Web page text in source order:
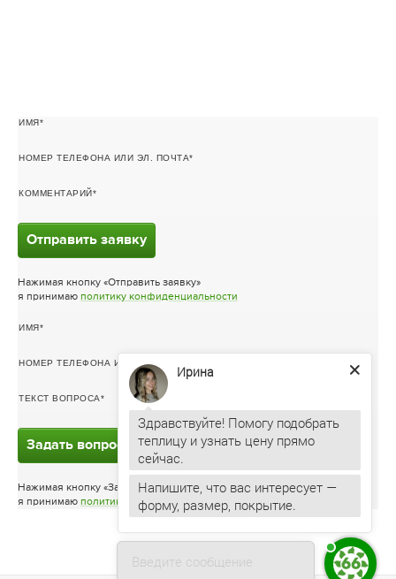
ИМЯ
НОМЕР ТЕЛЕФОНА ИЛИ ЭЛ. ПОЧТА
КОММЕНТАРИЙ
Отправить заявку
Нажимая кнопку «Отправить заявку»
я принимаю политику конфиденциальности
ИМЯ
НОМЕР ТЕЛЕФОНА ИЛИ ЭЛ. ПОЧТА
ТЕКСТ ВОПРОСА
Задать вопрос
Нажимая кнопку «Задать вопрос»
я принимаю политику конфиденциальности
Введите сообщение
Ирина
Здравствуйте! Помогу подобрать
теплицу и узнать цену прямо
Напишите, что вас интересует —
форму, размер, покрытие.